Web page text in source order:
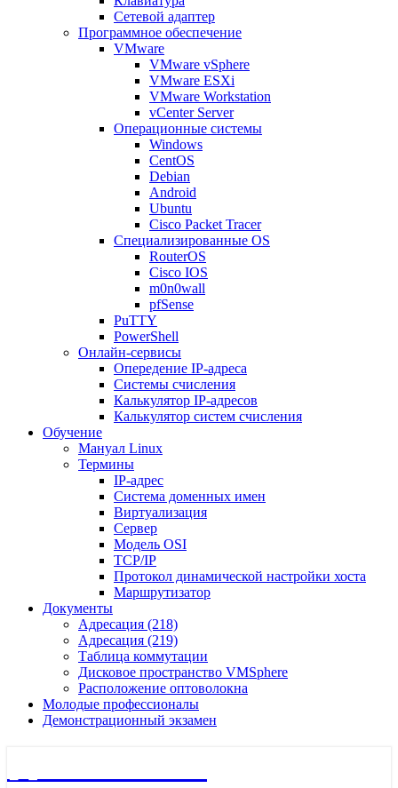
Сетевой адаптер
Программное обеспечение
VMware
VMware vSphere
VMware ESXi
VMware Workstation
vCenter Server
Операционные системы
Windows
CentOS
Debian
Android
Ubuntu
Cisco Packet Tracer
Специализированные OS
RouterOS
Cisco IOS
m0n0wall
pfSense
PuTTY
PowerShell
Онлайн-сервисы
Опередение IP-адреса
Системы счисления
Калькулятор IP-адресов
Калькулятор систем счисления
Обучение
Мануал Linux
Термины
IP-адрес
Система доменных имен
Виртуализация
Сервер
Модель OSI
TCP/IP
Протокол динамической настройки хоста
Маршрутизатор
Документы
Адресация (218)
Адресация (219)
Таблица коммутации
Дисковое пространство VMSphere
Расположение оптоволокна
Молодые профессионалы
Демонстрационный экзамен